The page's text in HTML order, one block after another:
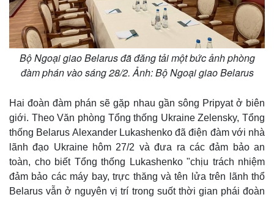
Bộ Ngoại giao Belarus đã đăng tải một bức ảnh phòng
đàm phán vào sáng 28/2. Ảnh: Bộ Ngoại giao Belarus
Hai đoàn đàm phán sẽ gặp nhau gần sông Pripyat ở biên
giới. Theo Văn phòng Tổng thống Ukraine Zelensky, Tổng
thống Belarus Alexander Lukashenko đã điện đàm với nhà
lãnh đạo Ukraine hôm 27/2 và đưa ra các đảm bảo an
toàn, cho biết Tổng thống Lukashenko "chịu trách nhiệm
đảm bảo các máy bay, trực thăng và tên lửa trên lãnh thổ
Belarus vẫn ở nguyên vị trí trong suốt thời gian phái đoàn